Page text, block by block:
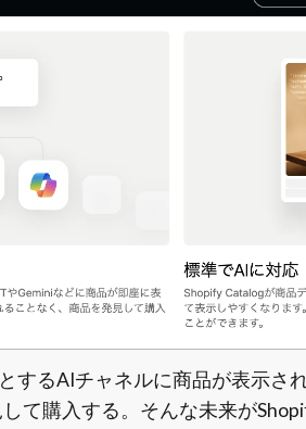
するAIチャネルに商品が表示さ
て購入する。そんな未来が